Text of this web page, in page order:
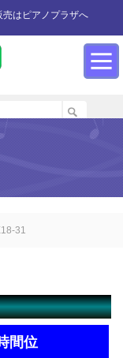
はピアノプラザへ
ーム
プ
室
古
ト
3畳未満
畳～
取
取
ドバイス
の設置
寸方法
方法
ション
いて
地図
31
間位